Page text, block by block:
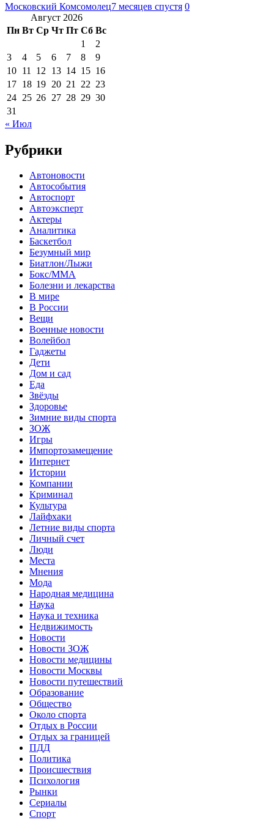
Московский Комсомолец7 месяцев спустя 0
Август 2026
Пн Вт Ср Чт Пт Сб Вс
1
2
3
4 5 6 7 8
9
10 11 12 13 14 15 16
17 18 19 20 21 22 23
24 25 26 27 28 29 30
31
« Июл
Рубрики
Автоновости
Автособытия
Автоспорт
Автоэксперт
Актеры
Аналитика
Баскетбол
Безумный мир
Биатлон/Лыжи
Бокс/MMA
Болезни и лекарства
В мире
В России
Вещи
Военные новости
Волейбол
Гаджеты
Дети
Дом и сад
Еда
Звёзды
Здоровье
Зимние виды спорта
ЗОЖ
Игры
Импортозамещение
Интернет
Истории
Компании
Криминал
Культура
Лайфхаки
Летние виды спорта
Личный счет
Люди
Места
Мнения
Мода
Народная медицина
Наука
Наука и техника
Недвижимость
Новости
Новости ЗОЖ
Новости медицины
Новости Москвы
Новости путешествий
Образование
Общество
Около спорта
Отдых в России
Отдых за границей
ПДД
Политика
Происшествия
Психология
Рынки
Сериалы
Спорт